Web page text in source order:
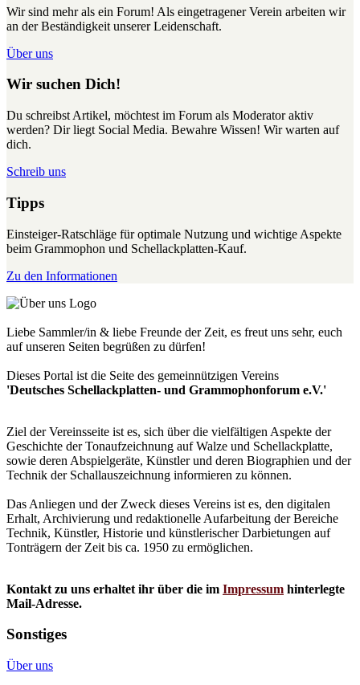
Wir sind mehr als ein Forum! Als eingetragener Verein arbeiten wir
an der Beständigkeit unserer Leidenschaft.
Über uns
Wir suchen Dich!
Du schreibst Artikel, möchtest im Forum als Moderator aktiv
werden? Dir liegt Social Media. Bewahre Wissen! Wir warten auf
dich.
Schreib uns
Tipps
Einsteiger-Ratschläge für optimale Nutzung und wichtige Aspekte
beim Grammophon und Schellackplatten-Kauf.
Zu den Informationen
Liebe Sammler/in & liebe Freunde der Zeit, es freut uns sehr, euch
auf unseren Seiten begrüßen zu dürfen!
Dieses Portal ist die Seite des gemeinnützigen Vereins
'Deutsches Schellackplatten- und Grammophonforum e.V.'
Ziel der Vereinsseite ist es, sich über die vielfältigen Aspekte der
Geschichte der Tonaufzeichnung auf Walze und Schellackplatte,
sowie deren Abspielgeräte, Künstler und deren Biographien und der
Technik der Schallauszeichnung informieren zu können.
Das Anliegen und der Zweck dieses Vereins ist es, den digitalen
Erhalt, Archivierung und redaktionelle Aufarbeitung der Bereiche
Technik, Künstler, Historie und künstlerischer Darbietungen auf
Tonträgern der Zeit bis ca. 1950 zu ermöglichen.
Kontakt zu uns erhaltet ihr über die im Impressum hinterlegte
Mail-Adresse.
Sonstiges
Über uns